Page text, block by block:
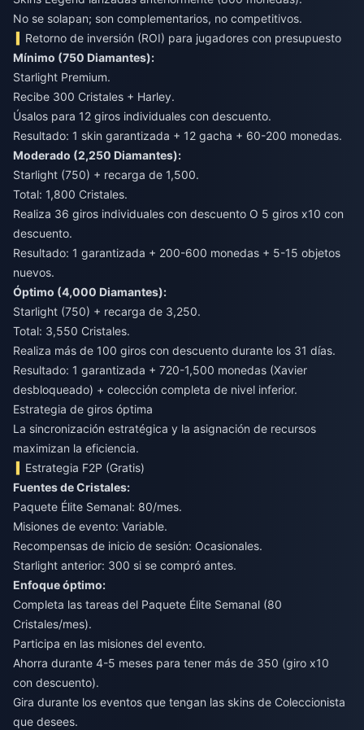
No se solapan; son complementarios, no competitivos.
Retorno de inversión (ROI) para jugadores con presupuesto
Mínimo (750 Diamantes):
Starlight Premium.
Recibe 300 Cristales + Harley.
Úsalos para 12 giros individuales con descuento.
Resultado: 1 skin garantizada + 12 gacha + 60-200 monedas.
Moderado (2,250 Diamantes):
Starlight (750) + recarga de 1,500.
Total: 1,800 Cristales.
Realiza 36 giros individuales con descuento O 5 giros x10 con
descuento.
Resultado: 1 garantizada + 200-600 monedas + 5-15 objetos
nuevos.
Óptimo (4,000 Diamantes):
Starlight (750) + recarga de 3,250.
Total: 3,550 Cristales.
Realiza más de 100 giros con descuento durante los 31 días.
Resultado: 1 garantizada + 720-1,500 monedas (Xavier
desbloqueado) + colección completa de nivel inferior.
Estrategia de giros óptima
La sincronización estratégica y la asignación de recursos
maximizan la eficiencia.
Estrategia F2P (Gratis)
Fuentes de Cristales:
Paquete Élite Semanal: 80/mes.
Misiones de evento: Variable.
Recompensas de inicio de sesión: Ocasionales.
Starlight anterior: 300 si se compró antes.
Enfoque óptimo:
Completa las tareas del Paquete Élite Semanal (80
Cristales/mes).
Participa en las misiones del evento.
Ahorra durante 4-5 meses para tener más de 350 (giro x10
con descuento).
Gira durante los eventos que tengan las skins de Coleccionista
que desees.